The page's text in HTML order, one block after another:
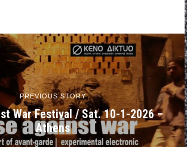
PREVIOUS STORY
War Festival / Sat. 10-1-2026 –
Athens